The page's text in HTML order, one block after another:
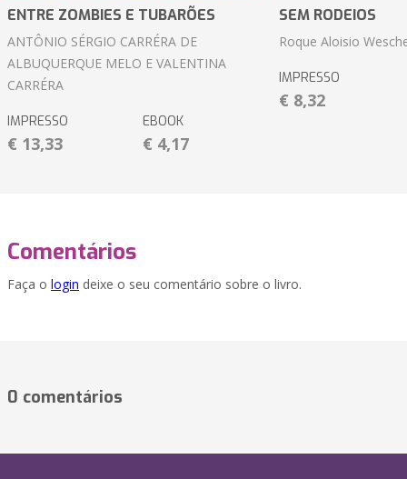
ENTRE ZOMBIES E TUBARÕES
ANTÔNIO SÉRGIO CARRÉRA DE
ALBUQUERQUE MELO E VALENTINA
CARRÉRA
IMPRESSO
€ 13,33
EBOOK
€ 4,17
SEM RODEIOS
Roque Aloisio
IMPRESSO
€ 8,32
Comentários
Faça o login deixe o seu comentário sobre o livro.
0 comentários